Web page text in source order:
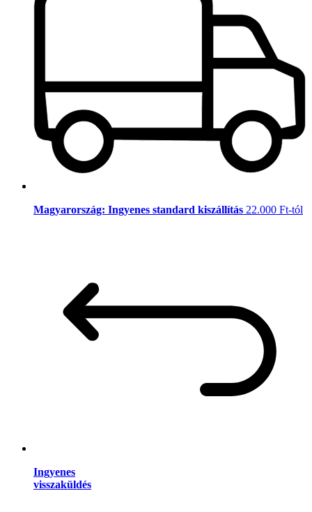
Magyarország: Ingyenes standard kiszállítás 22.000 Ft-tól
Ingyenes
visszaküldés